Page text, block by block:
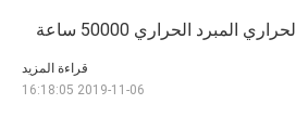
المبرد الحراري 50000 ساعة
قراءة المزيد
2019-11-06 16:18:05